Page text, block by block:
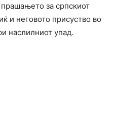
за српскиот
и неговото присуство во
наслилниот упад.